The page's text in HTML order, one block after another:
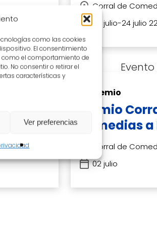
como las cookies
El consentimiento
el comportamiento de
No consentir o retirar el
características y
Ver preferencias
Corral de
23 julio-24 julio
Premio
Premio
Comedias a
Corral de
02 julio